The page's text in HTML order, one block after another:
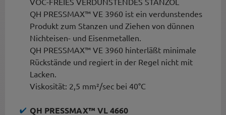
QH PRESSMAX™ VE 3960 ist ein verdunstendes
Produkt zum Stanzen und Ziehen von dünnen
Nichteisen- und Eisenmetallen.
QH PRESSMAX™ VE 3960 hinterläßt minimale
Rückstände und regiert in der Regel nicht mit
Lacken.
Viskosität: 2,5 mm²/sec bei 40°C
QH PRESSMAX™ VL 4660